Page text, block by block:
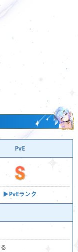
PvE
▶︎PvEランク